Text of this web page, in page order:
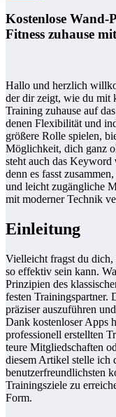
Kostenlose Wand-
Fitness zuhause
Hallo und herzlich
der dir zeigt, wie du mit
Training zuhause auf
denen Flexibilität und
größere Rolle spielen,
Möglichkeit, dich ganz
steht auch das Keyword
denn es fasst
und leicht zugängliche
mit moderner Technik
Einleitung
Vielleicht fragst du dich,
so effektiv sein kann.
Prinzipien des
festen Trainingspartner.
präziser auszuführen
Dank kostenloser Apps
professionell erstellten
teure Mitgliedschaften
diesem Artikel stelle ich
benutzerfreundlichsten
Trainingsziele zu
Form.